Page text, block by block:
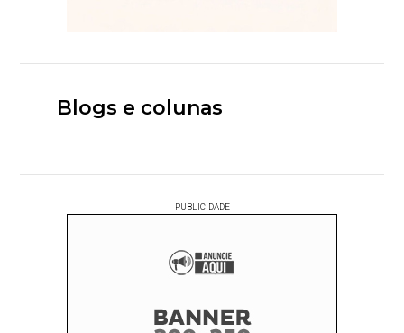
Blogs e colunas
PUBLICIDADE